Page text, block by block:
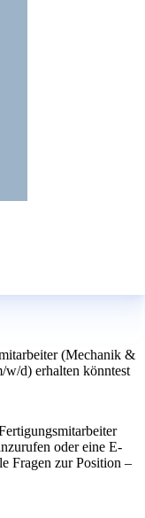
(Mechanik &
d) erhalten könntest
oder eine E-
Fragen zur Position –